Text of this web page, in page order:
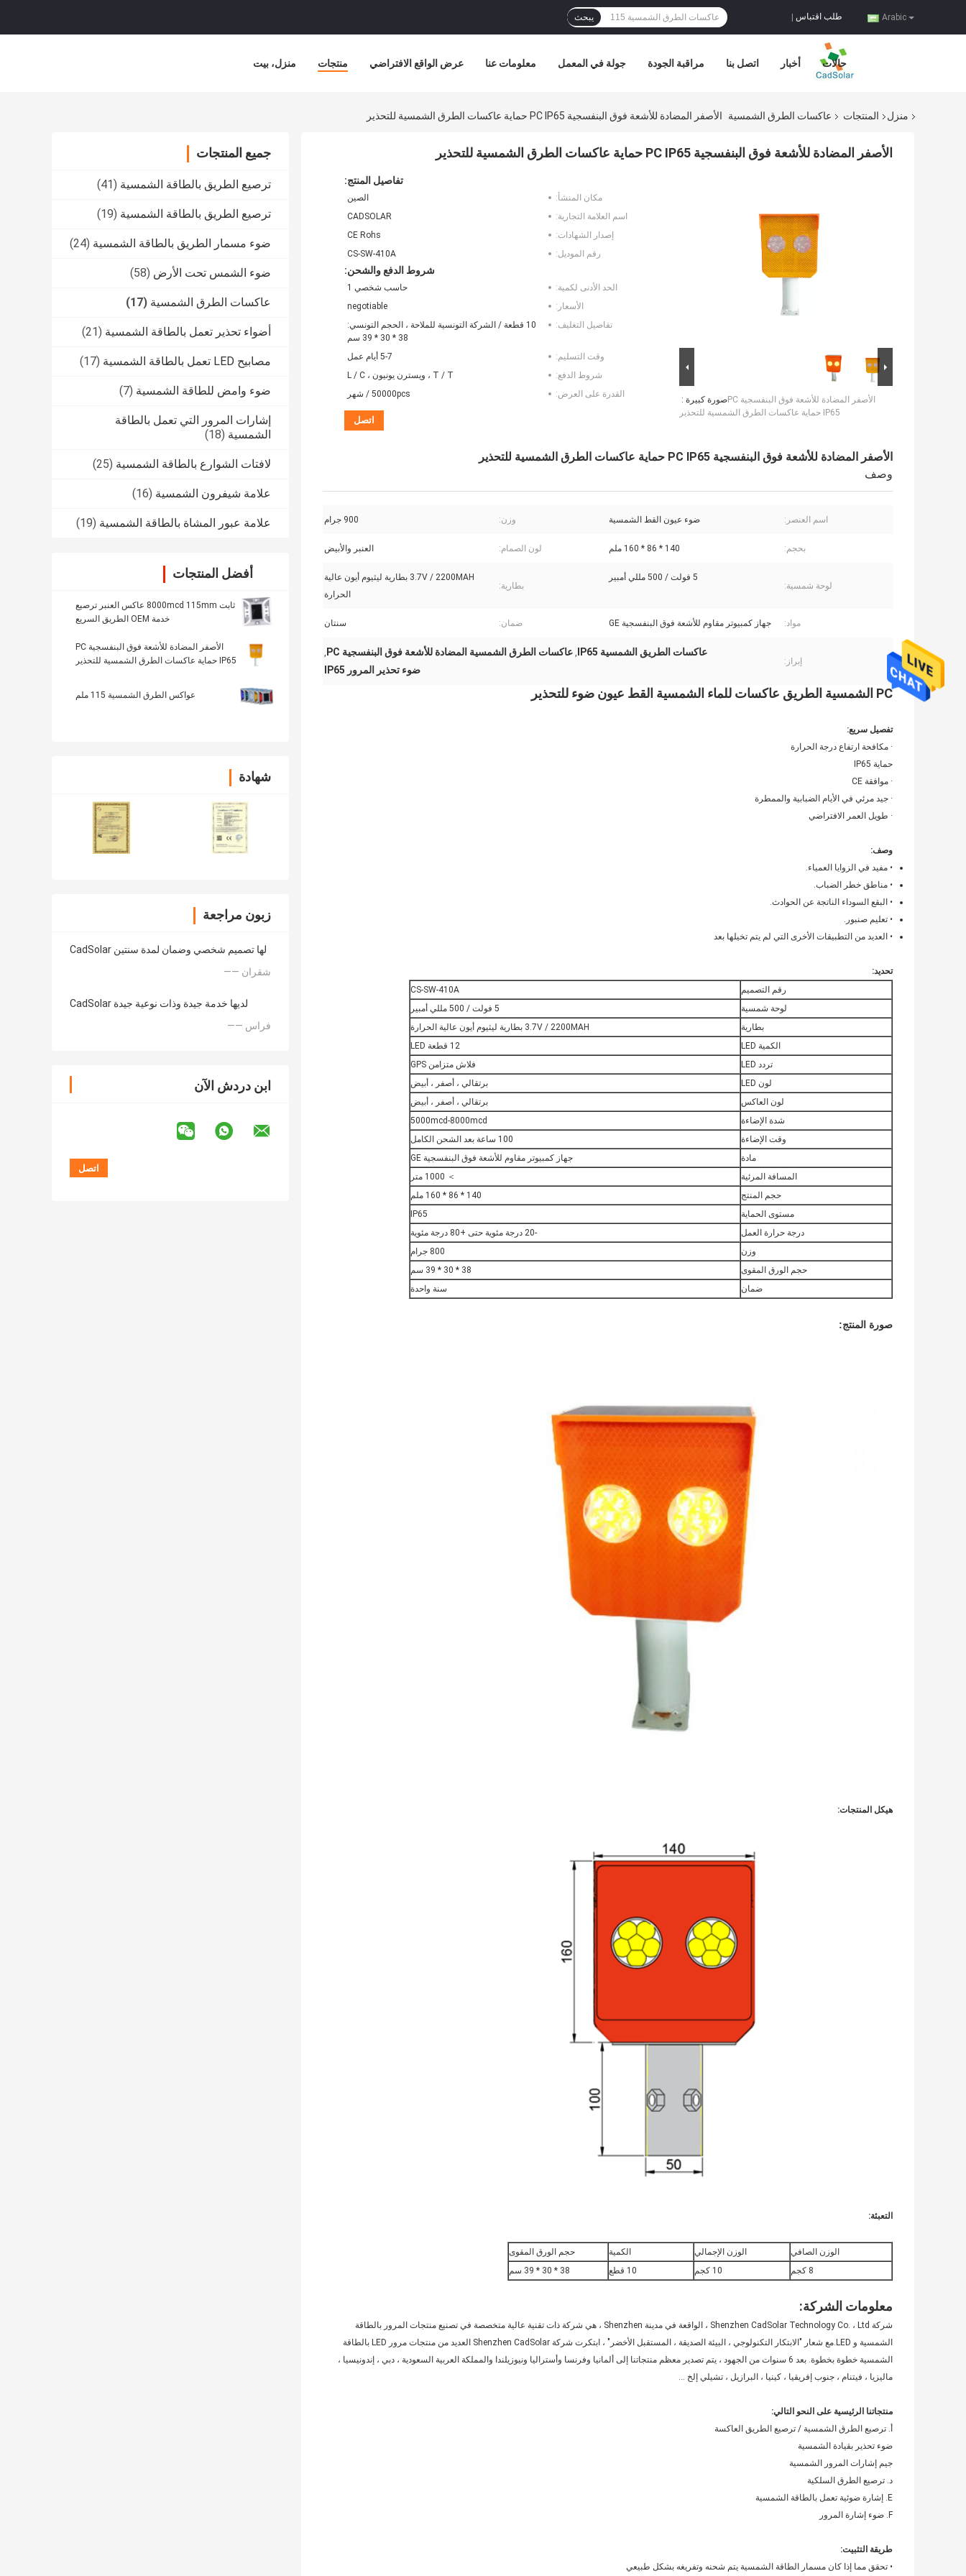
Arabic طلب اقتباس يبحث
منزل، بيت منتجات عرض الواقع الافتراضي معلومات عنا جولة في المعمل مراقبة الجودة اتصل بنا أخبار حالات
منزل المنتجات عاكسات الطرق الشمسية الأصفر المضادة للأشعة فوق البنفسجية PC IP65 حماية عاكسات الطرق الشمسية للتحذير
جميع المنتجات
ترصيع الطريق بالطاقة الشمسية (41)
ترصيع الطريق بالطاقة الشمسية (19)
ضوء مسمار الطريق بالطاقة الشمسية (24)
ضوء الشمس تحت الأرض (58)
عاكسات الطرق الشمسية (17)
أضواء تحذير تعمل بالطاقة الشمسية (21)
مصابيح LED تعمل بالطاقة الشمسية (17)
ضوء وامض للطاقة الشمسية (7)
إشارات المرور التي تعمل بالطاقة
الشمسية (18)
لافتات الشوارع بالطاقة الشمسية (25)
علامة شيفرون الشمسية (16)
علامة عبور المشاة بالطاقة الشمسية (19)
أفضل المنتجات
ثابت 8000mcd 115mm عاكس العنبر ترصيع
خدمة OEM الطريق السريع
الأصفر المضادة للأشعة فوق البنفسجية PC
IP65 حماية عاكسات الطرق الشمسية للتحذير
عواكس الطرق الشمسية 115 ملم
شهادة
زبون مراجعة
CadSolar لها تصميم شخصي وضمان لمدة سنتين
—— شقران
CadSolar لديها خدمة جيدة وذات نوعية جيدة
—— فراس
ابن دردش الآن
الأصفر المضادة للأشعة فوق البنفسجية PC IP65 حماية عاكسات الطرق الشمسية للتحذير
صورة كبيرة :الأصفر المضادة للأشعة فوق البنفسجية PC
IP65 حماية عاكسات الطرق الشمسية للتحذير
تفاصيل المنتج:
مكان المنشأ:
الصين
اسم العلامة التجارية:
CADSOLAR
إصدار الشهادات:
CE Rohs
رقم الموديل:
CS-SW-410A
شروط الدفع والشحن:
الحد الأدنى لكمية:
حاسب شخصي 1
الأسعار:
negotiable
تفاصيل التغليف:
10 قطعة / الشركة التونسية للملاحة ، الحجم التونسي:
38 * 30 * 39 سم
وقت التسليم:
5-7 أيام عمل
شروط الدفع:
T / T ، ويسترن يونيون ، L / C
القدرة على العرض:
50000pcs / شهر
اتصل
الأصفر المضادة للأشعة فوق البنفسجية PC IP65 حماية عاكسات الطرق الشمسية للتحذير
وصف
اسم العنصر: ضوء عيون القط الشمسية وزن: 900 جرام
بحجم: 140 * 86 * 160 ملم لون الصمام: العنبر والأبيض
لوحة شمسية:
5 فولت / 500 مللي أمبير
بطارية:
3.7V / 2200MAH بطارية ليثيوم أيون عالية
الحرارة
مواد: جهاز كمبيوتر مقاوم للأشعة فوق البنفسجية GE ضمان: سنتان
إبراز:
عاكسات الطريق الشمسية IP65 , عاكسات الطرق الشمسية المضادة للأشعة فوق البنفسجية PC ,
ضوء تحذير المرور IP65
PC الشمسية الطريق عاكسات للماء الشمسية القط عيون ضوء للتحذير
تفصيل سريع:
· مكافحة ارتفاع درجة الحرارة
حماية IP65
· موافقة CE
· جيد مرئي في الأيام الضبابية والممطرة
· طويل العمر الافتراضي
وصف:
• مفيد في الزوايا العمياء.
• مناطق خطر الضباب.
• البقع السوداء الناتجة عن الحوادث.
• تعليم صنبور.
• العديد من التطبيقات الأخرى التي لم يتم تخيلها بعد
تحديد:
رقم التصميم
CS-SW-410A
لوحة شمسية
5 فولت / 500 مللي أمبير
بطارية
3.7V / 2200MAH بطارية ليثيوم أيون عالية الحرارة
الكمية LED
12 قطعة LED
تردد LED
فلاش متزامن GPS
لون LED
برتقالي ، أصفر ، أبيض
لون العاكس
برتقالي ، أصفر ، أبيض
شدة الإضاءة
5000mcd-8000mcd
وقت الإضاءة
100 ساعة بعد الشحن الكامل
مادة
جهاز كمبيوتر مقاوم للأشعة فوق البنفسجية GE
المسافة المرئية
＞ 1000 متر
حجم المنتج
140 * 86 * 160 ملم
مستوى الحماية
IP65
درجة حرارة العمل
-20 درجة مئوية حتى +80 درجة مئوية
وزن
800 جرام
حجم الورق المقوى
38 * 30 * 39 سم
ضمان
سنة واحدة
صورة المنتج:
هيكل المنتجات:
التعبئة:
الوزن الصافي الوزن الإجمالي الكمية
حجم الورق المقوى
8 كجم
10 كجم 10 قطع 38 * 30 * 39 سم
معلومات الشركة:
شركة Shenzhen CadSolar Technology Co. ، Ltd ، الواقعة في مدينة Shenzhen ، هي شركة ذات تقنية عالية متخصصة في تصنيع منتجات المرور بالطاقة
الشمسية و LED.مع شعار "الابتكار التكنولوجي ، البيئة الصديقة ، المستقبل الأخضر" ، ابتكرت شركة Shenzhen CadSolar العديد من منتجات مرور LED بالطاقة
الشمسية خطوة بخطوة. بعد 6 سنوات من الجهود ، يتم تصدير معظم منتجاتنا إلى ألمانيا وفرنسا وأستراليا ونيوزيلندا والمملكة العربية السعودية ، دبي ، إندونيسيا ،
ماليزيا ، فيتنام ، جنوب إفريقيا ، كينيا ، البرازيل ، تشيلي إلخ ...
منتجاتنا الرئيسية على النحو التالي:
أ. ترصيع الطرق الشمسية / ترصيع الطريق العاكسة
ضوء تحذير بقيادة الشمسية
جيم إشارات المرور الشمسية
د. ترصيع الطرق السلكية
E. إشارة ضوئية تعمل بالطاقة الشمسية
F. ضوء إشارة المرور
طريقة التثبيت:
• تحقق مما إذا كان مسمار الطاقة الشمسية يتم شحنه وتفريغه بشكل طبيعي